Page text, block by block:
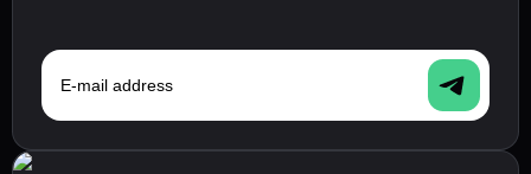
E-mail address